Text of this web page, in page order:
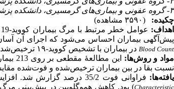
۳- گروه عفونی و بیماری‌های گرمسیری، دانشکده پزشکی، دانشگاه شاهد، تهران، ایران
چکیده:
(۳۵۹۰ مشاهده)
اهداف:
پیش‌آگهی بیماران احساس می‌شود که اجرای آن
Blood Count در بیماران با تشخیص کووید-۱۹ ترخیص‌شده با حال عمومی مساعد، نسبت به موارد فوت‌شده در بیمارستان بود
مواد وروش‌ها: این مطالعهٔ مقطعی بر روی 213
نسبت بقا در بین بیماران ترخیص‌شده و فوت‌شده
یافته‌ها: فراوانی فوت 35/2 درصد گزارش شد. افزایش
Characteristic) بود. کاهش هموگلوبین در پیش‌بینی مرگ